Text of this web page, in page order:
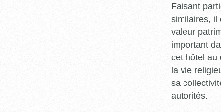
Faisant
similaires, il
valeur
important
cet hôtel au
la vie
sa
autorités.